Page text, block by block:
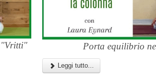
"Vritti" Porta equilibrio
Leggi tutto...